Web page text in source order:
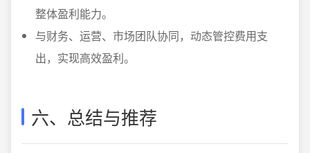
整体盈利能力。
与财务、运营、市场团队协同，动态管控费用支
出，实现高效盈利。
六、总结与推荐